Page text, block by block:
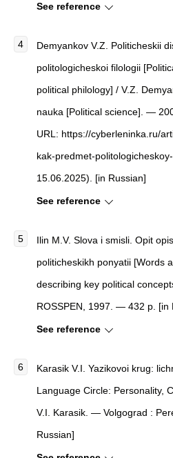
See reference
Demyankov V.Z. Politicheskii
politologicheskoi filologii
political philology] / V.Z.
nauka [Political science]. —
URL: https://cyberleninka.ru/
kak-predmet-
15.06.2025). [in Russian]
See reference
Ilin M.V. Slova i smisli. Opit
politicheskikh ponyatii [Words
describing key political
ROSSPEN, 1997. — 432 p. [in
See reference
Karasik V.I. Yazikovoi krug:
Language Circle: Personality,
V.I. Karasik. — Volgograd :
Russian]